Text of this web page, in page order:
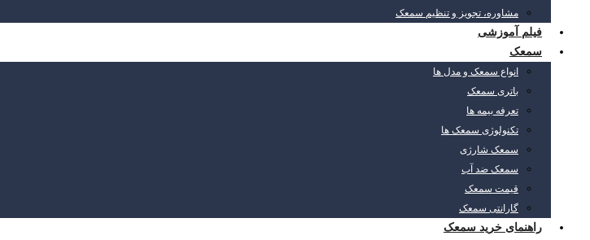
مشاوره، تجویز و تنظیم سمعک
فیلم آموزشی
سمعک
انواع سمعک و مدل ها
باتری سمعک
تعرفه بیمه ها
تکنولوژی سمعک ها
سمعک شارژی
سمعک ضد آب
قیمت سمعک
گارانتی سمعک
راهنمای خرید سمعک